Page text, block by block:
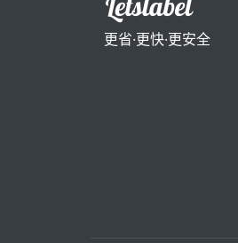
更省·更快·更安全